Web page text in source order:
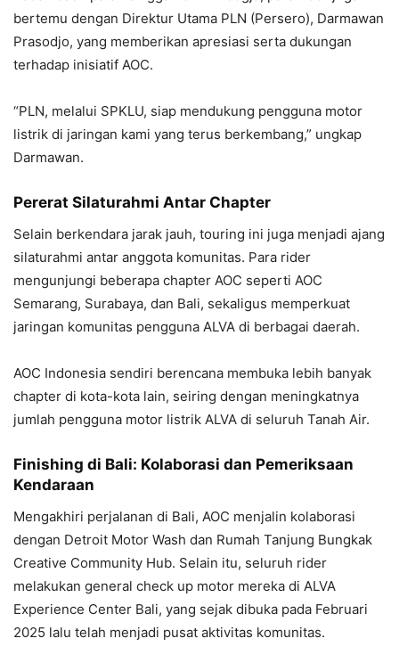
bertemu dengan Direktur Utama PLN (Persero), Darmawan
Prasodjo, yang memberikan apresiasi serta dukungan
terhadap inisiatif AOC.
“PLN, melalui SPKLU, siap mendukung pengguna motor
listrik di jaringan kami yang terus berkembang,” ungkap
Darmawan.
Pererat Silaturahmi Antar Chapter
Selain berkendara jarak jauh, touring ini juga menjadi ajang
silaturahmi antar anggota komunitas. Para rider
mengunjungi beberapa chapter AOC seperti AOC
Semarang, Surabaya, dan Bali, sekaligus memperkuat
jaringan komunitas pengguna ALVA di berbagai daerah.
AOC Indonesia sendiri berencana membuka lebih banyak
chapter di kota-kota lain, seiring dengan meningkatnya
jumlah pengguna motor listrik ALVA di seluruh Tanah Air.
Finishing di Bali: Kolaborasi dan Pemeriksaan
Kendaraan
Mengakhiri perjalanan di Bali, AOC menjalin kolaborasi
dengan Detroit Motor Wash dan Rumah Tanjung Bungkak
Creative Community Hub. Selain itu, seluruh rider
melakukan general check up motor mereka di ALVA
Experience Center Bali, yang sejak dibuka pada Februari
2025 lalu telah menjadi pusat aktivitas komunitas.